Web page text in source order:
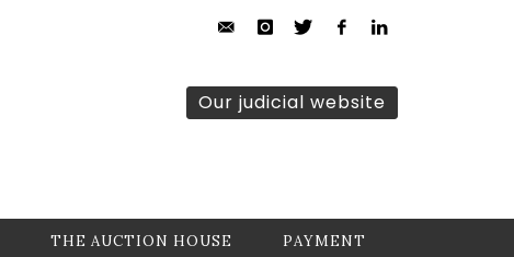
Our judicial website
THE AUCTION HOUSE PAYMENT